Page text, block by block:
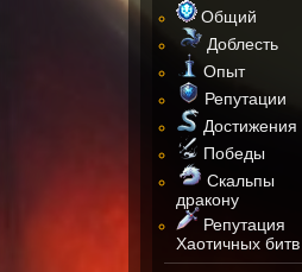
Общий
Доблесть
Опыт
Репутации
Достижения
Победы
Скальпы
дракону
Репутация
Хаотичных битв